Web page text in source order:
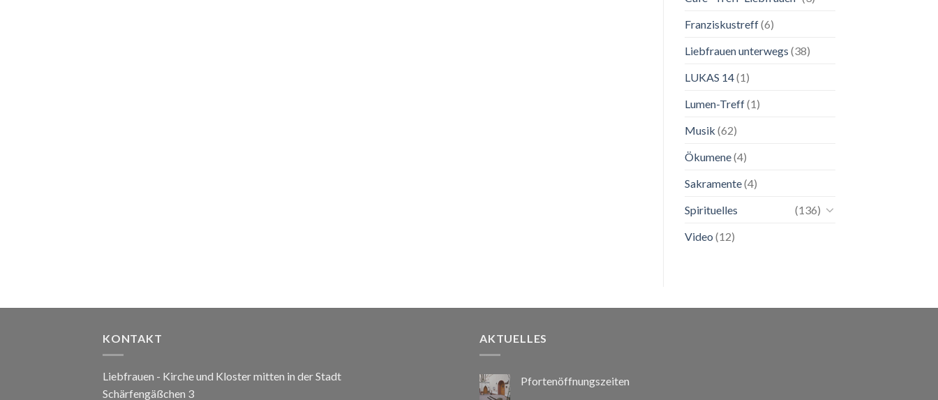
Franziskustreff(6)
Liebfrauen unterwegs (38)
LUKAS 14(1)
Lumen-Treff(1)
Musik (62)
Ökumene(4)
Sakramente(4)
Spirituelles
(136)
Video (12)
KONTAKT
Liebfrauen - Kirche und Kloster mitten in der Stadt
Schärfengäßchen 3
AKTUELLES
Pfortenöffnungszeiten